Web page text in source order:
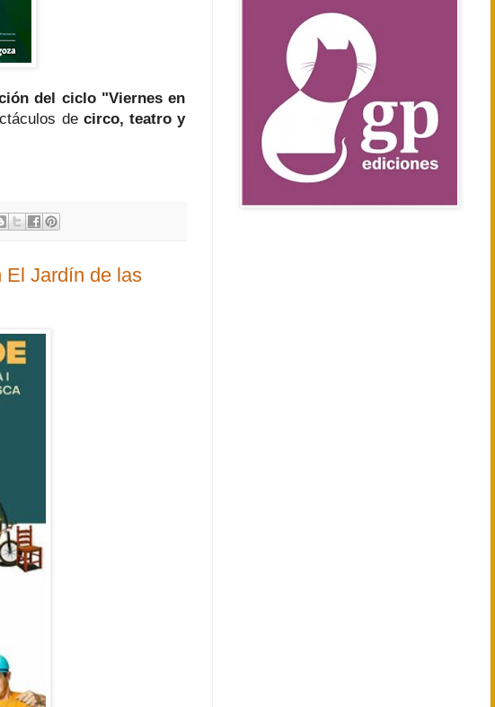
del ciclo "Viernes en
de circo, teatro y
El Jardín de las